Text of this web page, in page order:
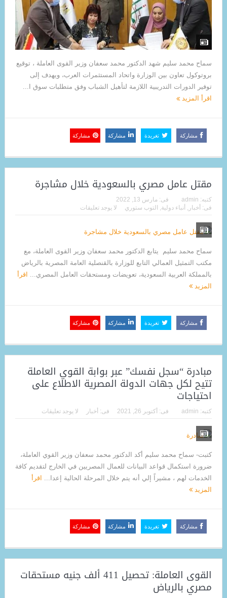
سماح محمد سليم شهد الدكتور محمد سعفان وزير القوى العاملة ، توقيع
بروتوكول تعاون بين الوزارة واتحاد المستثمرات العرب، ويهدف إلى
توفير الدورات التدريبية اللازمة لتأهيل الشباب وفق متطلبات سوق ا...
اقرأ المزيد
مشاركة تغريدة مشاركة مشاركة
مقتل عامل مصري بالسعودية خلال مشاجرة
كتبه: admin فى: مارس 13, 2022
فى: أخبار أنباء دولية التوب ستوري لا يوجد تعليقات
سماح محمد سليم يتابع الدكتور محمد سعفان وزير القوى العاملة، مع
مكتب التمثيل العمالي التابع للوزارة بالقنصلية العامة المصرية بالرياض
بالمملكة العربية السعودية، تعويضات ومستحقات العامل المصري... اقرأ
المزيد
مشاركة تغريدة مشاركة مشاركة
مبادرة “سجل نفسك” عبر بوابة القوي العاملة
تتيح لكل جهات الدولة المصرية الاطلاع على
احتياجات
كتبه: admin فى: أكتوبر 26, 2021 فى: أخبار لا يوجد تعليقات
كتبت- سماح محمد سليم أكد الدكتور محمد سعفان وزير القوي العاملة،
ضرورة استكمال قواعد البيانات للعمال المصريين في الخارج لتقديم كافة
الخدمات لهم ، مشيراً إلي أنه يتم خلال المرحلة الحالية إعدا... اقرأ
المزيد
مشاركة تغريدة مشاركة مشاركة
القوى العاملة: تحصيل 411 ألف جنيه مستحقات
مصري بالرياض